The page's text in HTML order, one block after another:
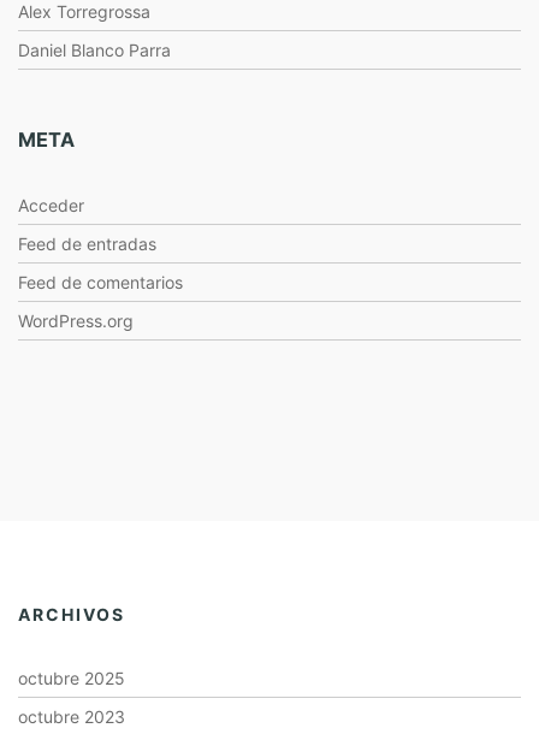
Alex Torregrossa
Daniel Blanco Parra
META
Acceder
Feed de entradas
Feed de comentarios
WordPress.org
ARCHIVOS
octubre 2025
octubre 2023